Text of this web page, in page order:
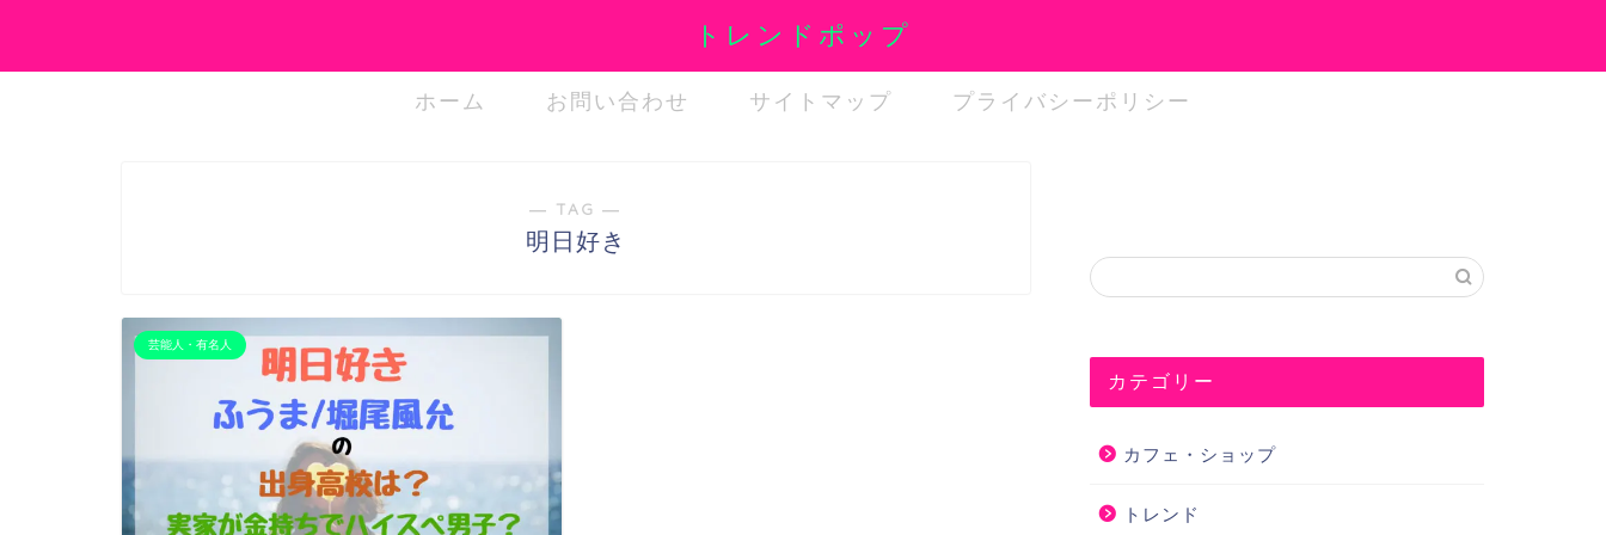
トレンドポップ
ホーム お問い合わせ サイトマップ プライバシーポリシー
― TAG ―
明日好き
芸能人・有名人
カテゴリー
カフェ・ショップ
トレンド